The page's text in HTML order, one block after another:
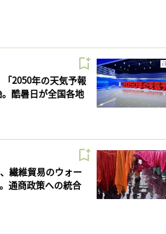
「2050年の天気予報
。酷暑日が全国各地
繊維貿易のウォー
通商政策への統合